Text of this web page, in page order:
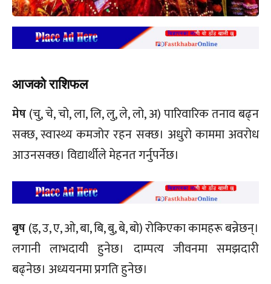
आजको राशिफल
मेष(चु, चे, चो, ला, लि, लु, ले, लो, अ) पारिवारिक तनाव बढ्न
सक्छ, स्वास्थ्य कमजोर रहन सक्छ। अधुरो काममा अवरोध
आउनसक्छ। विद्यार्थीले मेहनत गर्नुपर्नेछ।
बृष(इ, उ, ए, ओ, बा, बि, बु, बे, बो) रोकिएका कामहरू बन्नेछन्।
लगानी लाभदायी हुनेछ। दाम्पत्य जीवनमा समझदारी
बढ्नेछ। अध्ययनमा प्रगति हुनेछ।